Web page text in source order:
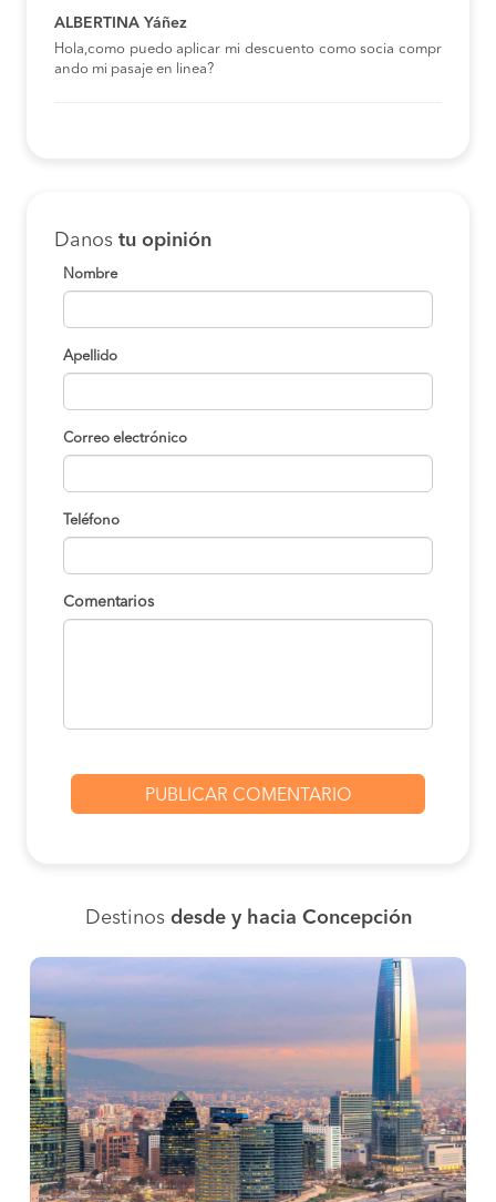
ALBERTINA Yáñez
Hola,como puedo aplicar mi descuento como socia compr
ando mi pasaje en linea?
Danos tu opinión
Nombre
Apellido
Correo electrónico
Teléfono
Comentarios
Destinos desde y hacia Concepción